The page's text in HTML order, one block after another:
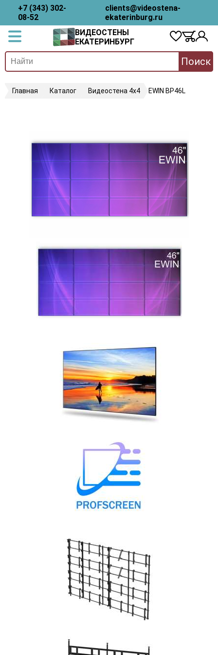
+7 (343) 302-
08-52
clients@videostena-
ekaterinburg.ru
ВИДЕОСТЕНЫ
ЕКАТЕРИНБУРГ
Поиск
Главная Каталог Видеостена 4х4 EWIN BP46L